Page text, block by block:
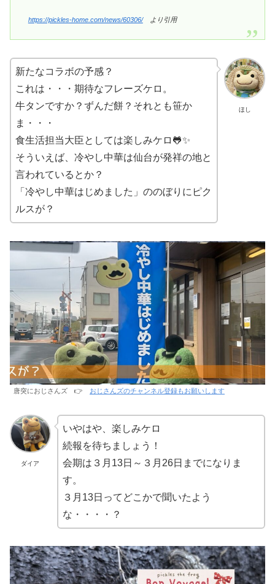
https://pickles-home.com/news/60306/より引用
ほし
新たなコラボの予感？
これは・・・期待なフレーズケロ。
牛タンですか？ずんだ餅？それとも笹か
ま・・・
食生活担当大臣としては楽しみケロ🐸✨
そういえば、冷やし中華は仙台が発祥の地と
言われているとか？
「冷やし中華はじめました」ののぼりにピク
ルスが？
唐突におじさんズ 👉 おじさんズのチャンネル登録もお願いします
ダイア
いやはや、楽しみケロ
続報を待ちましょう！
会期は３月13日～３月26日までになりま
す。
３月13日ってどこかで聞いたよう
な・・・・？